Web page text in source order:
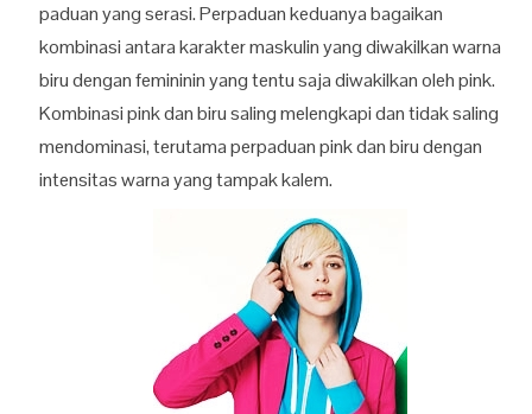
paduan yang serasi. Perpaduan keduanya bagaikan
kombinasi antara karakter maskulin yang diwakilkan warna
biru dengan femininin yang tentu saja diwakilkan oleh pink.
Kombinasi pink dan biru saling melengkapi dan tidak saling
mendominasi, terutama perpaduan pink dan biru dengan
intensitas warna yang tampak kalem.